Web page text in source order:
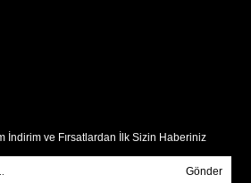
İndirim ve Fırsatlardan İlk Sizin Haberiniz
Gönder